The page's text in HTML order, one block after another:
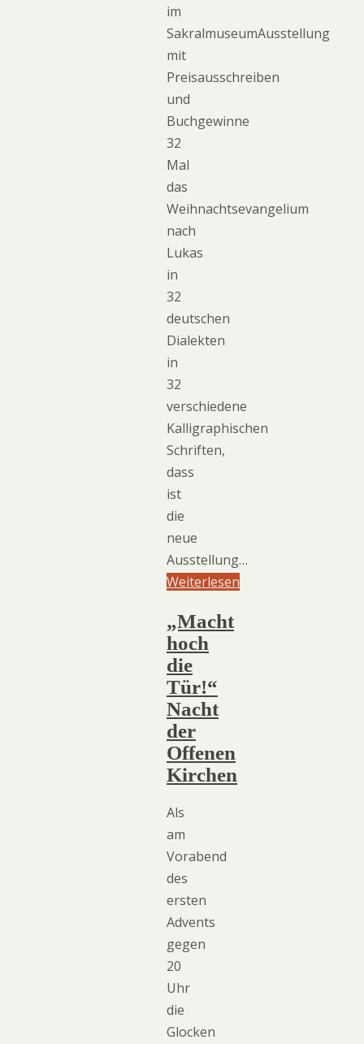
im
SakralmuseumAusstellung
mit
Preisausschreiben
und
Buchgewinne
32
Mal
das
Weihnachtsevangelium
nach
Lukas
in
32
deutschen
Dialekten
in
32
verschiedene
Kalligraphischen
Schriften,
dass
ist
die
neue
Ausstellung…
Weiterlesen
„Macht
hoch
die
Tür!“
Nacht
der
Offenen
Kirchen
Als
am
Vorabend
des
ersten
Advents
gegen
20
Uhr
die
Glocken